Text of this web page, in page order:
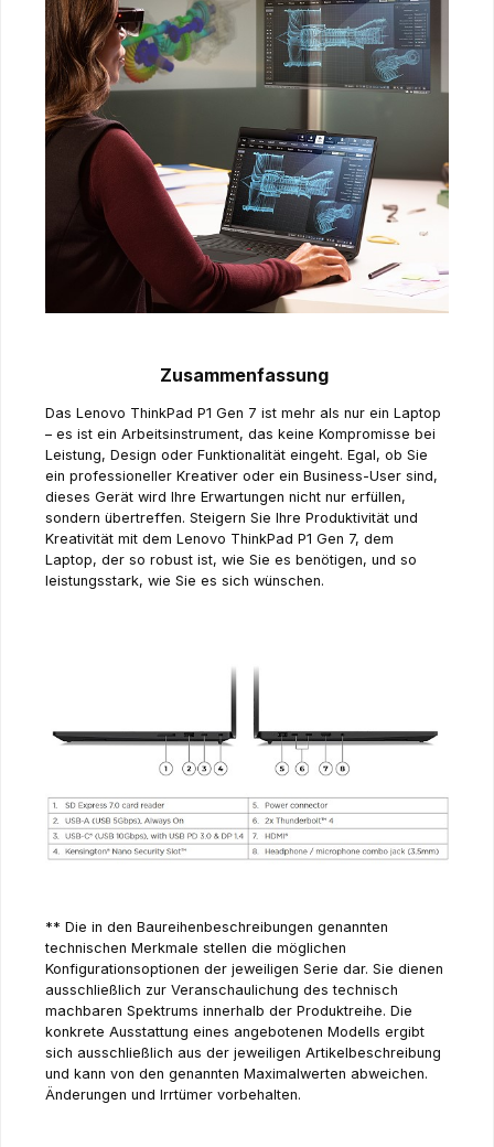
Zusammenfassung
Das Lenovo ThinkPad P1 Gen 7 ist mehr als nur ein Laptop
– es ist ein Arbeitsinstrument, das keine Kompromisse bei
Leistung, Design oder Funktionalität eingeht. Egal, ob Sie
ein professioneller Kreativer oder ein Business-User sind,
dieses Gerät wird Ihre Erwartungen nicht nur erfüllen,
sondern übertreffen. Steigern Sie Ihre Produktivität und
Kreativität mit dem Lenovo ThinkPad P1 Gen 7, dem
Laptop, der so robust ist, wie Sie es benötigen, und so
leistungsstark, wie Sie es sich wünschen.
** Die in den Baureihenbeschreibungen genannten
technischen Merkmale stellen die möglichen
Konfigurationsoptionen der jeweiligen Serie dar. Sie dienen
ausschließlich zur Veranschaulichung des technisch
machbaren Spektrums innerhalb der Produktreihe. Die
konkrete Ausstattung eines angebotenen Modells ergibt
sich ausschließlich aus der jeweiligen Artikelbeschreibung
und kann von den genannten Maximalwerten abweichen.
Änderungen und Irrtümer vorbehalten.